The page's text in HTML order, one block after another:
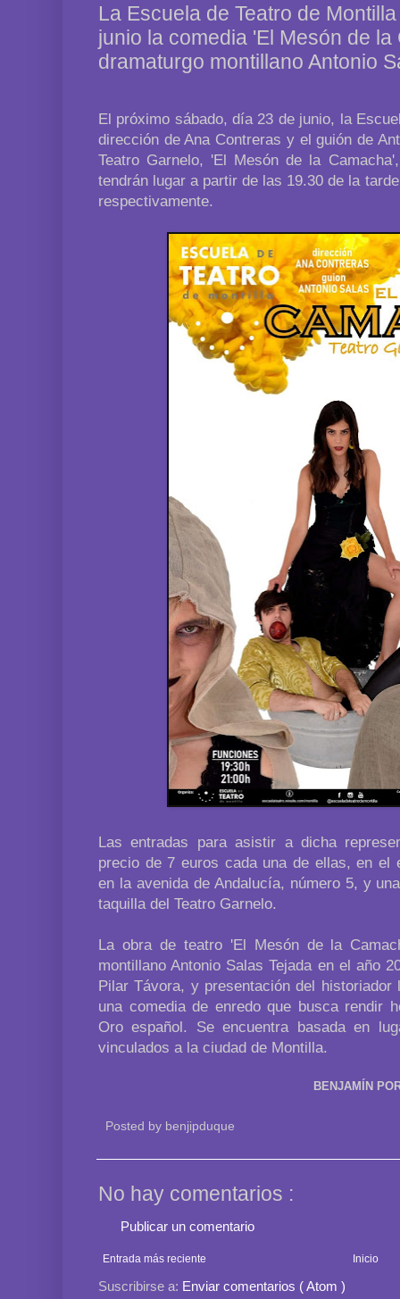
La Escuela de Teatro de
junio la comedia 'El Mesón de
dramaturgo montillano Antonio
El próximo sábado, día 23 de junio, la
dirección de Ana Contreras y el guión de
Teatro Garnelo, 'El Mesón de la
tendrán lugar a partir de las 19.30 de la
respectivamente.
Las entradas para asistir a dicha
precio de 7 euros cada una de ellas, en el
en la avenida de Andalucía, número 5, y
taquilla del Teatro Garnelo.
La obra de teatro 'El Mesón de la
montillano Antonio Salas Tejada en el año
Pilar Távora, y presentación del
una comedia de enredo que busca rendir
Oro español. Se encuentra basada en
vinculados a la ciudad de Montilla.
BENJAMÍN
Posted by benjipduque
No hay comentarios :
Publicar un comentario
Entrada más reciente Inicio
Suscribirse a: Enviar comentarios ( Atom )